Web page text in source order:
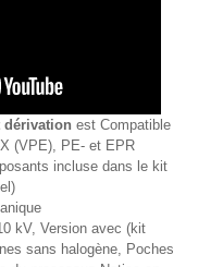
dérivation est Compatible
(VPE), PE- et EPR
incluse dans le kit
kV, Version avec (kit
sans halogène, Poches